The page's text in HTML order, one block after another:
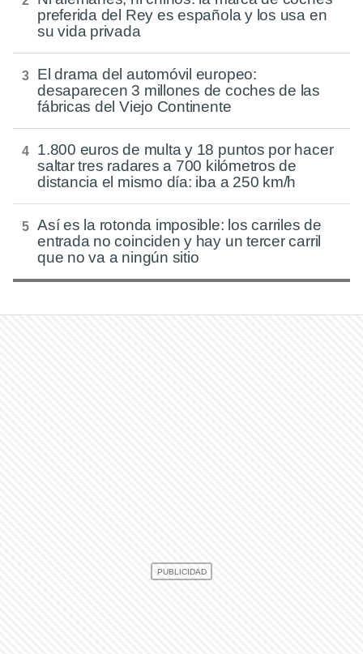
preferida del Rey es española y los usa en
su vida privada
El drama del automóvil europeo:
desaparecen 3 millones de coches de las
fábricas del Viejo Continente
1.800 euros de multa y 18 puntos por hacer
saltar tres radares a 700 kilómetros de
distancia el mismo día: iba a 250 km/h
Así es la rotonda imposible: los carriles de
entrada no coinciden y hay un tercer carril
que no va a ningún sitio